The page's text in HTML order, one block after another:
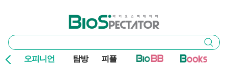
바이오스펙테이터
통
합
검
검색
오피니언 탐방 피플